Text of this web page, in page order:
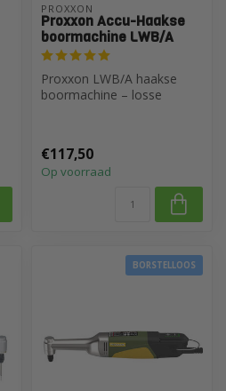
PROXXON
Proxxon Accu-Haakse
boormachine LWB/A
Proxxon LWB/A haakse
boormachine – losse
€117,50
Op voorraad
BORSTELLOOS